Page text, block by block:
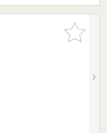
お気に入
りに追加